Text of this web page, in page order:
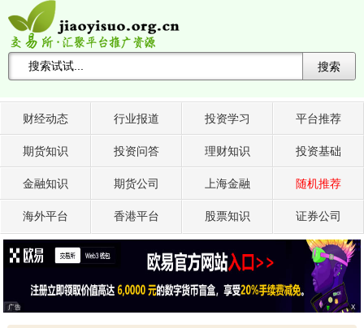
搜索
财经动态 行业报道 投资学习 平台推荐
期货知识 投资问答 理财知识 投资基础
金融知识 期货公司 上海金融 随机推荐
海外平台 香港平台 股票知识 证券公司
广告 X